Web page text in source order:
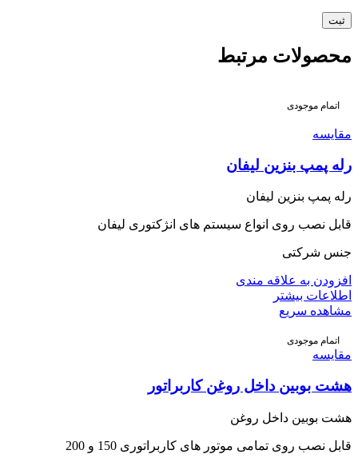
محصولات مرتبط
اتمام موجودی
مقایسه
رله پمپ بنزین لیفان
رله پمپ بنزین لیفان
قابل نصب روی انواع سیستم های انژکتوری لیفان
جنس شرکتی
افزودن به علاقه مندی
اطلاعات بیشتر
مشاهده سریع
اتمام موجودی
مقایسه
هشت بوبین داخل روغن کاربراتور
هشت بوبین داخل روغن
قابل نصب روی تمامی موتور های کاربراتوری 150 و 200